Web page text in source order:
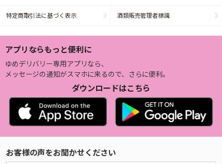
特定商取引法に基づく表示 酒類販売管理者標識
アプリならもっと便利に
ゆめデリバリー専用アプリなら、
メッセージの通知がスマホに来るので、さらに便利。
ダウンロードはこちら
お客様の声をお聞かせください